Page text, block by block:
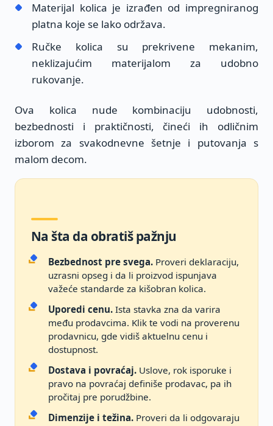
Materijal kolica je izrađen od impregniranog
platna koje se lako održava.
Ručke kolica su prekrivene mekanim,
neklizajućim materijalom za udobno
rukovanje.
Ova kolica nude kombinaciju udobnosti,
bezbednosti i praktičnosti, čineći ih odličnim
izborom za svakodnevne šetnje i putovanja s
malom decom.
Na šta da obratiš pažnju
Bezbednost pre svega. Proveri deklaraciju,
uzrasni opseg i da li proizvod ispunjava
važeće standarde za kišobran kolica.
Uporedi cenu. Ista stavka zna da varira
među prodavcima. Klik te vodi na proverenu
prodavnicu, gde vidiš aktuelnu cenu i
dostupnost.
Dostava i povraćaj. Uslove, rok isporuke i
pravo na povraćaj definiše prodavac, pa ih
pročitaj pre porudžbine.
Dimenzije i težina. Proveri da li odgovaraju